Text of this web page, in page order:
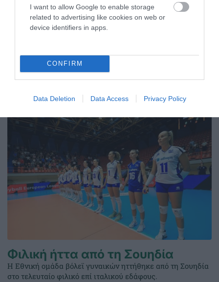
I want to allow Google to enable storage
related to advertising like cookies on web or
device identifiers in apps.
CONFIRM
Data Deletion Data Access Privacy Policy
Στον τελικό του Παγκοσμίου
Ο Αρσένης Κουλούρης πραγματοποίησε πολύ καλή
εμφάνιση στον προκριματικό του μήκους στο Παγκόσμιο
πρωτάθλημα Κ20 του Όρεγκον.
08.08.2026 ΣΤΙΒΟΣ
Φιλική ήττα από τη Σουηδία
Η Εθνική ομάδα βόλεϊ γυναικών ηττήθηκε από τη Σουηδία
στο τελευταίο φιλικό επί ιταλικού εδάφους.